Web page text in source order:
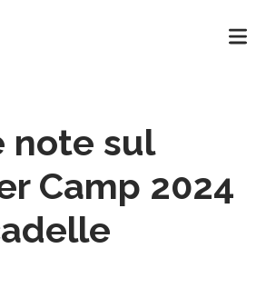
note sul
Camp 2024